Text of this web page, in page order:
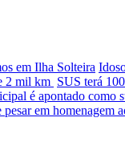
em Ilha Solteira
2 mil km SUS terá
é apontado como
em homenagem